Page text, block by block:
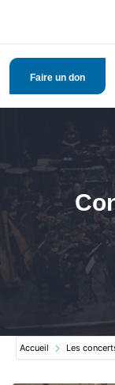
Faire un don
Accueil Les